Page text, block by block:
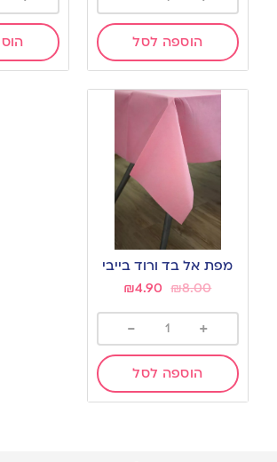
הוספה לסל
מפת אל בד ורוד בייבי
₪8.00
₪4.90
+
-
הוספה לסל